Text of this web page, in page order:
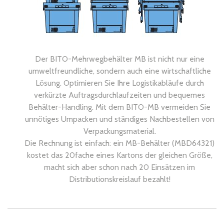
Der BITO-Mehrwegbehälter MB ist nicht nur eine
umweltfreundliche, sondern auch eine wirtschaftliche
Lösung. Optimieren Sie Ihre Logistikabläufe durch
verkürzte Auftragsdurchlaufzeiten und bequemes
Behälter-Handling. Mit dem BITO-MB vermeiden Sie
unnötiges Umpacken und ständiges Nachbestellen von
Verpackungsmaterial.
Die Rechnung ist einfach: ein MB-Behälter (MBD64321)
kostet das 20fache eines Kartons der gleichen Größe,
macht sich aber schon nach 20 Einsätzen im
Distributionskreislauf bezahlt!